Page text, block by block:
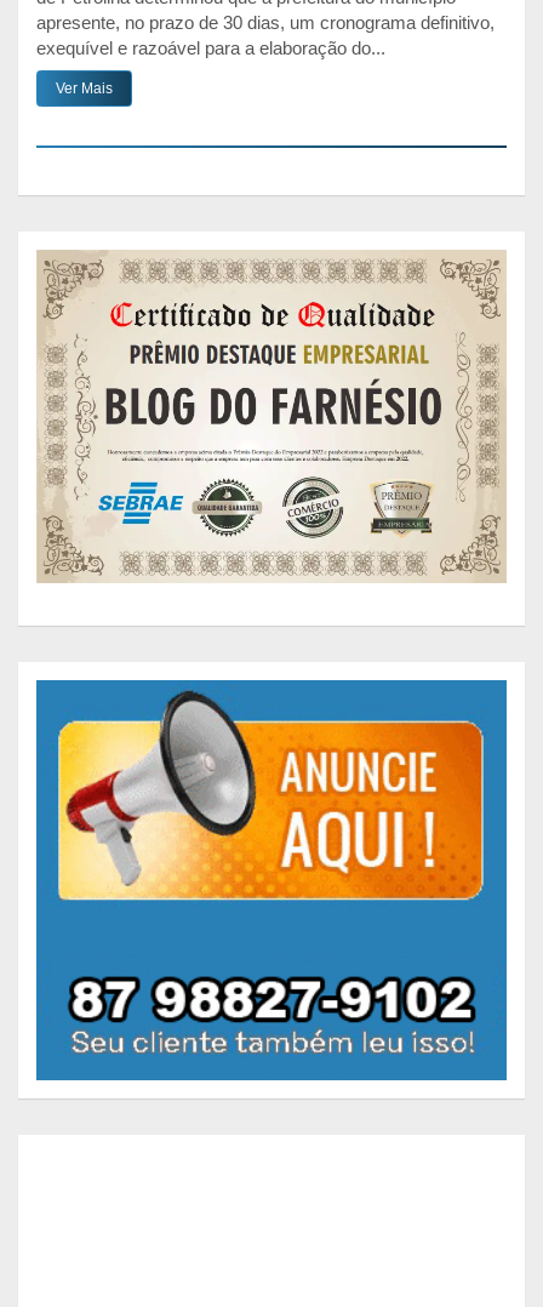
apresente, no prazo de 30 dias, um cronograma definitivo,
exequível e razoável para a elaboração do...
Ver Mais